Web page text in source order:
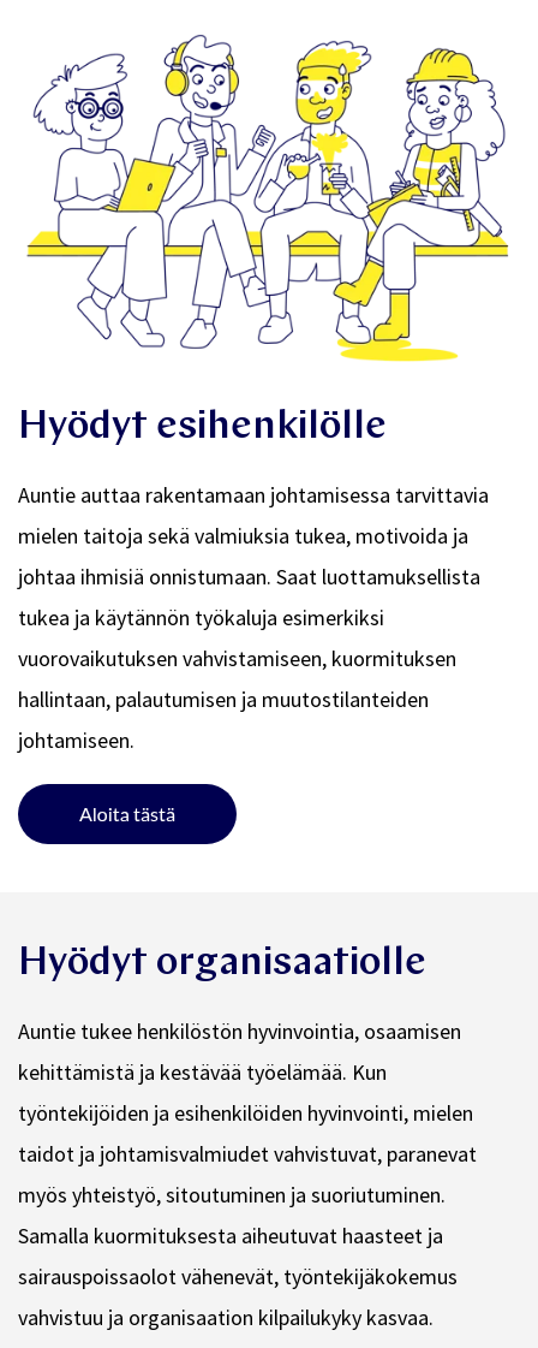
Hyödyt esihenkilölle
Auntie auttaa rakentamaan johtamisessa tarvittavia
mielen taitoja sekä valmiuksia tukea, motivoida ja
johtaa ihmisiä onnistumaan. Saat luottamuksellista
tukea ja käytännön työkaluja esimerkiksi
vuorovaikutuksen vahvistamiseen, kuormituksen
hallintaan, palautumisen ja muutostilanteiden
johtamiseen.
Hyödyt organisaatiolle
Auntie tukee henkilöstön hyvinvointia, osaamisen
kehittämistä ja kestävää työelämää. Kun
työntekijöiden ja esihenkilöiden hyvinvointi, mielen
taidot ja johtamisvalmiudet vahvistuvat, paranevat
myös yhteistyö, sitoutuminen ja suoriutuminen.
Samalla kuormituksesta aiheutuvat haasteet ja
sairauspoissaolot vähenevät, työntekijäkokemus
vahvistuu ja organisaation kilpailukyky kasvaa.